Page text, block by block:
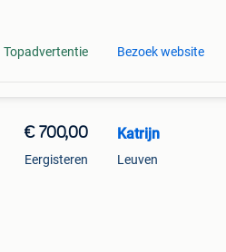
Topadvertentie Bezoek website
€ 700,00
Eergisteren
Katrijn
Leuven